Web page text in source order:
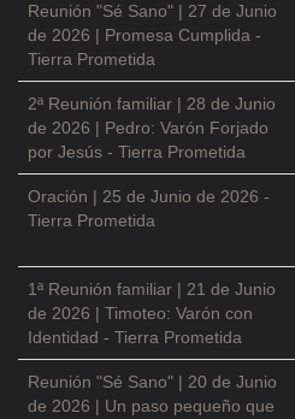
Reunión "Sé Sano" | 27 de Junio
de 2026 | Promesa Cumplida -
Tierra Prometida
2ª Reunión familiar | 28 de Junio
de 2026 | Pedro: Varón Forjado
por Jesús - Tierra Prometida
Oración | 25 de Junio de 2026 -
Tierra Prometida
1ª Reunión familiar | 21 de Junio
de 2026 | Timoteo: Varón con
Identidad - Tierra Prometida
Reunión "Sé Sano" | 20 de Junio
de 2026 | Un paso pequeño que